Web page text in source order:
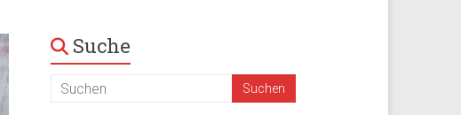
Suche